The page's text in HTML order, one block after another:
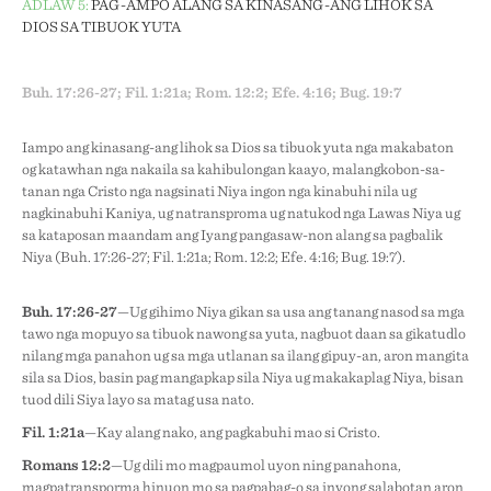
ADLAW 5:PAG-AMPO ALANG SA KINASANG-ANG LIHOK SA
DIOS SA TIBUOK YUTA
Buh. 17:26-27; Fil. 1:21a; Rom. 12:2; Efe. 4:16; Bug. 19:7
Iampo ang kinasang-ang lihok sa Dios sa tibuok yuta nga makabaton
og katawhan nga nakaila sa kahibulongan kaayo, malangkobon-sa-
tanan nga Cristo nga nagsinati Niya ingon nga kinabuhi nila ug
nagkinabuhi Kaniya, ug natransproma ug natukod nga Lawas Niya ug
sa kataposan maandam ang Iyang pangasaw-non alang sa pagbalik
Niya (Buh. 17:26-27; Fil. 1:21a; Rom. 12:2; Efe. 4:16; Bug. 19:7).
Buh. 17:26-27—Ug gihimo Niya gikan sa usa ang tanang nasod sa mga
tawo nga mopuyo sa tibuok nawong sa yuta, nagbuot daan sa gikatudlo
nilang mga panahon ug sa mga utlanan sa ilang gipuy-an, aron mangita
sila sa Dios, basin pag mangapkap sila Niya ug makakaplag Niya, bisan
tuod dili Siya layo sa matag usa nato.
Fil. 1:21a—Kay alang nako, ang pagkabuhi mao si Cristo.
Romans 12:2—Ug dili mo magpaumol uyon ning panahona,
magpatransporma hinuon mo sa pagpabag-o sa inyong salabotan aron